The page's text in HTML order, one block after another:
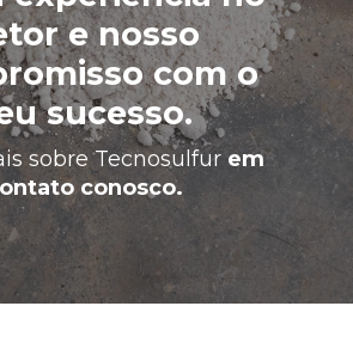
e nosso
com o
sucesso.
sobreTecnosulfurem
conosco.